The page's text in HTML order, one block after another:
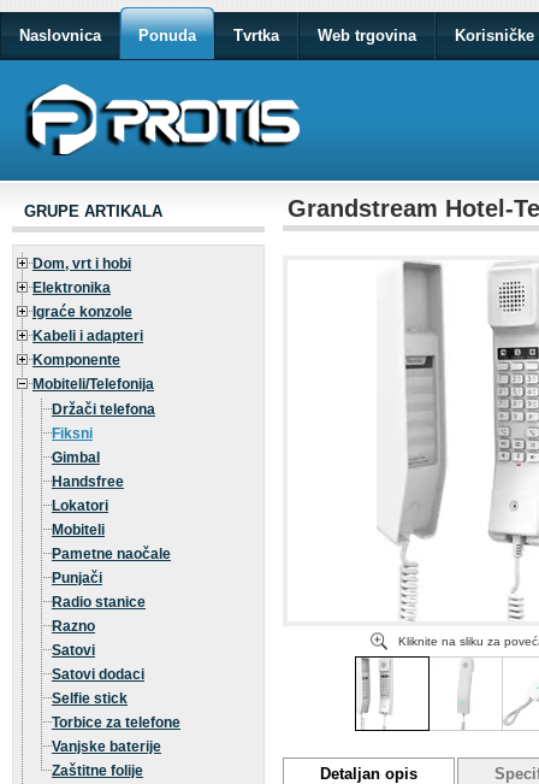
Naslovnica Ponuda Tvrtka Web trgovina Korisničke
GRUPE ARTIKALA
Dom, vrt i hobi
Elektronika
Igraće konzole
Kabeli i adapteri
Komponente
Mobiteli/Telefonija
Držači telefona
Fiksni
Gimbal
Handsfree
Lokatori
Mobiteli
Pametne naočale
Punjači
Radio stanice
Razno
Satovi
Satovi dodaci
Selfie stick
Torbice za telefone
Vanjske baterije
Zaštitne folije
Grandstream Hotel-
Kliknite na sliku za
Detaljan opis